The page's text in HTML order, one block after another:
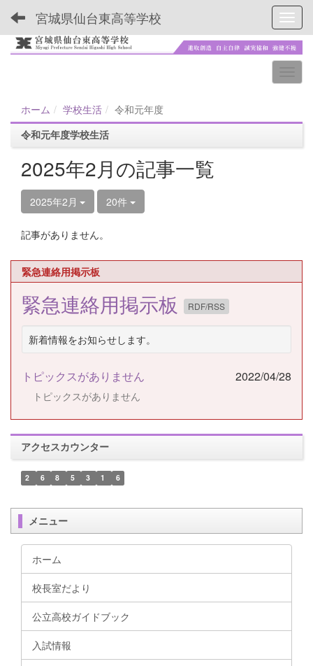
宮城県仙台東高等学校
ホーム 学校生活
令和元年度
令和元年度学校生活
2025年2月の記事一覧
2025年2月 20件
記事がありません。
緊急連絡用掲示板
緊急連絡用掲示板 RDF/RSS
新着情報をお知らせします。
トピックスがありません 2022/04/28
トピックスがありません
アクセスカウンター
2 6 8 5 3 1 6
メニュー
ホーム
校長室だより
公立高校ガイドブック
入試情報